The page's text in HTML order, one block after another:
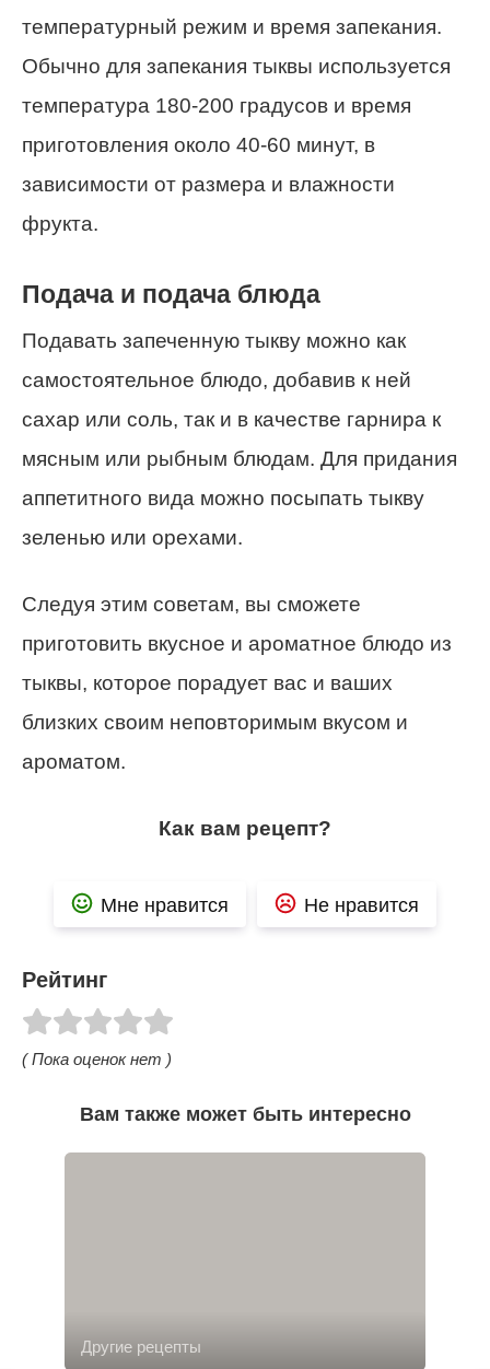
температурный режим и время запекания.
Обычно для запекания тыквы используется
температура 180-200 градусов и время
приготовления около 40-60 минут, в
зависимости от размера и влажности
фрукта.
Подача и подача блюда
Подавать запеченную тыкву можно как
самостоятельное блюдо, добавив к ней
сахар или соль, так и в качестве гарнира к
мясным или рыбным блюдам. Для придания
аппетитного вида можно посыпать тыкву
зеленью или орехами.
Следуя этим советам, вы сможете
приготовить вкусное и ароматное блюдо из
тыквы, которое порадует вас и ваших
близких своим неповторимым вкусом и
ароматом.
Как вам рецепт?
Мне нравится Не нравится
Рейтинг
( Пока оценок нет )
Вам также может быть интересно
Другие рецепты